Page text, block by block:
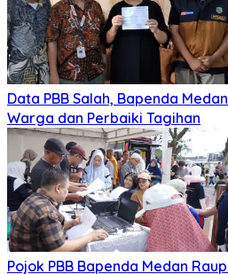
Data PBB Salah, Bapenda
Warga dan Perbaiki Tagihan
Pojok PBB Bapenda Medan